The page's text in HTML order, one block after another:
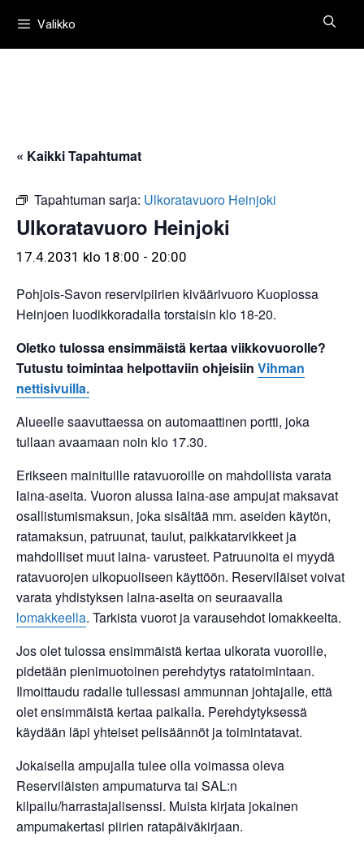
sisältöönValikko
« Kaikki Tapahtumat
Tapahtuman sarja: Ulkoratavuoro Heinjoki
Ulkoratavuoro Heinjoki
17.4.2031 klo 18:00 - 20:00
Pohjois-Savon reservipiirien kiväärivuoro Kuopiossa
Heinjoen luodikkoradalla torstaisin klo 18-20.
Oletko tulossa ensimmäistä kertaa viikkovuorolle?
Tutustu toimintaa helpottaviin ohjeisiin Vihman
nettisivuilla.
Alueelle saavuttaessa on automaattinen portti, joka
tullaan avaamaan noin klo 17.30.
Erikseen mainituille ratavuoroille on mahdollista varata
laina-aseita. Vuoron alussa laina-ase ampujat maksavat
osallistumismaksun, joka sisältää mm. aseiden käytön,
ratamaksun, patruunat, taulut, paikkatarvikkeet ja
mahdolliset muut laina- varusteet. Patruunoita ei myydä
ratavuorojen ulkopuoliseen käyttöön. Reserviläiset voivat
varata yhdistyksen laina-aseita on seuraavalla
lomakkeella. Tarkista vuorot ja varausehdot lomakkeelta.
Jos olet tulossa ensimmäistä kertaa ulkorata vuoroille,
pidetään pienimuotoinen perehdytys ratatoimintaan.
Ilmoittaudu radalle tullessasi ammunnan johtajalle, että
olet ensimmäistä kertaa paikalla. Perehdytyksessä
käydään läpi yhteiset pelisäännöt ja toimintatavat.
Jokaisella ampujalla tulee olla voimassa oleva
Reserviläisten ampumaturva tai SAL:n
kilpailu/harrastajalisenssi. Muista kirjata jokainen
ampumakertasi piirien ratapäiväkirjaan.